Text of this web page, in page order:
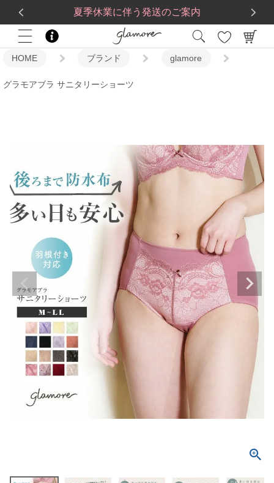
夏季休業に伴う発送のご案内
送料一律560円5,500 円(税込)以上で送料無料
HOME ブランド glamore
グラモアブラ サニタリーショーツ